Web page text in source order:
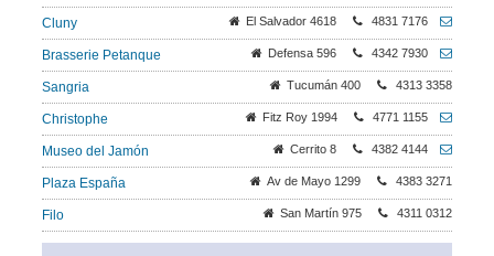
Cluny El Salvador 4618 4831 7176
Brasserie Petanque Defensa 596 4342 7930
Sangria Tucumán 400 4313 3358
Christophe Fitz Roy 1994 4771 1155
Museo del Jamón Cerrito 8 4382 4144
Plaza España Av de Mayo 1299 4383 3271
Filo San Martín 975 4311 0312